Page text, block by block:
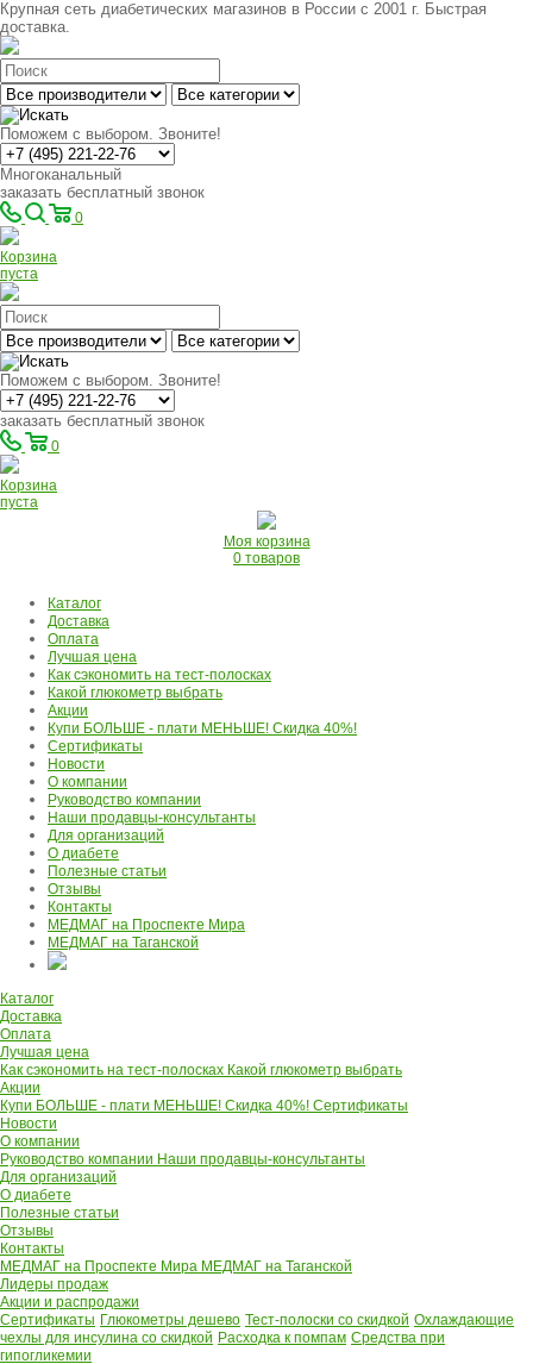
Крупная сеть диабетических магазинов в России с 2001 г. Быстрая
доставка.
Поможем с выбором. Звоните!
Многоканальный
заказать бесплатный звонок
0
Корзина
пуста
Поможем с выбором. Звоните!
заказать бесплатный звонок
0
Корзина
пуста
Моя корзина
0 товаров
Каталог
Доставка
Оплата
Лучшая цена
Как сэкономить на тест-полосках
Какой глюкометр выбрать
Акции
Купи БОЛЬШЕ - плати МЕНЬШЕ! Скидка 40%!
Сертификаты
Новости
О компании
Руководство компании
Наши продавцы-консультанты
Для организаций
О диабете
Полезные статьи
Отзывы
Контакты
МЕДМАГ на Проспекте Мира
МЕДМАГ на Таганской
Каталог
Доставка
Оплата
Лучшая цена
Как сэкономить на тест-полосках Какой глюкометр выбрать
Акции
Купи БОЛЬШЕ - плати МЕНЬШЕ! Скидка 40%! Сертификаты
Новости
О компании
Руководство компании Наши продавцы-консультанты
Для организаций
О диабете
Полезные статьи
Отзывы
Контакты
МЕДМАГ на Проспекте Мира МЕДМАГ на Таганской
Лидеры продаж
Акции и распродажи
Сертификаты Глюкометры дешево Тест-полоски со скидкой Охлаждающие
чехлы для инсулина со скидкой Расходка к помпам Средства при
гипогликемии